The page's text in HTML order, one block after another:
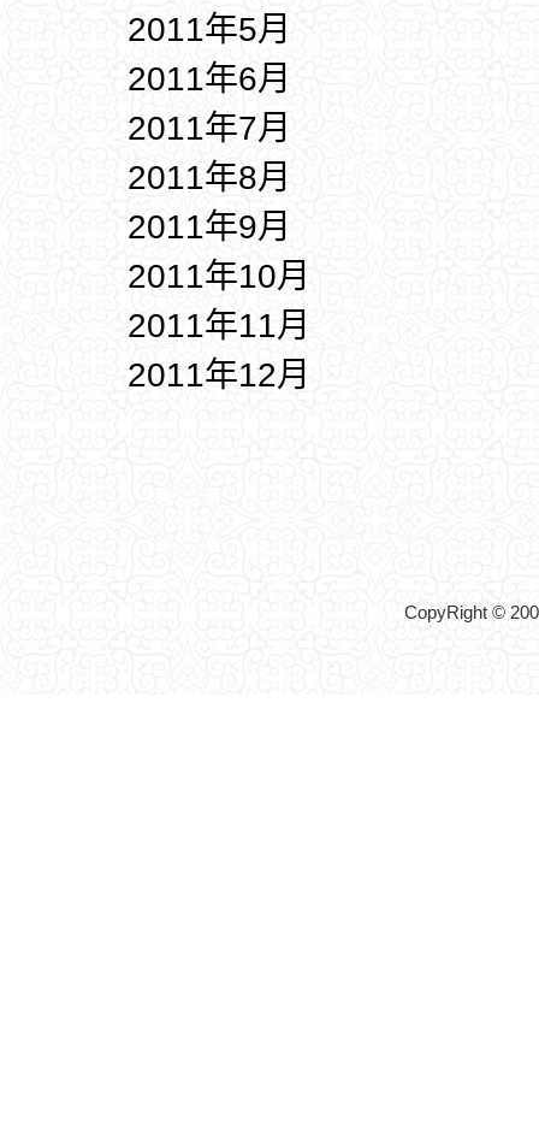
2011年5月
2011年6月
2011年7月
2011年8月
2011年9月
2011年10月
2011年11月
2011年12月
CopyRight ©